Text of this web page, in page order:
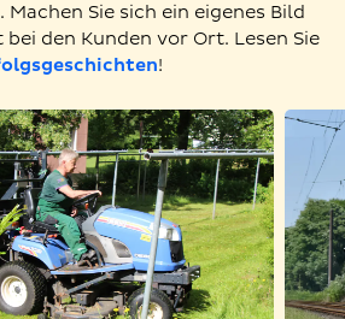
Sie sich ein eigenes Bild
den Kunden vor Ort. Lesen Sie
!